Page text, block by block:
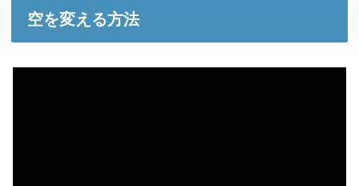
空を変える方法